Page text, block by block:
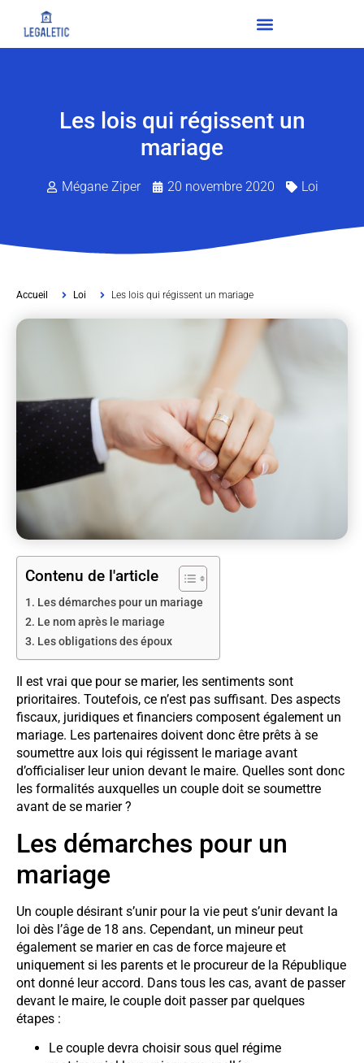
Les lois qui régissent un
mariage
Mégane Ziper 20 novembre 2020 Loi
Accueil Loi Les lois qui régissent un mariage
Contenu de l'article
Les démarches pour un mariage
Le nom après le mariage
Les obligations des époux
Il est vrai que pour se marier, les sentiments sont
prioritaires. Toutefois, ce n’est pas suffisant. Des aspects
fiscaux, juridiques et financiers composent également un
mariage. Les partenaires doivent donc être prêts à se
soumettre aux lois qui régissent le mariage avant
d’officialiser leur union devant le maire. Quelles sont donc
les formalités auxquelles un couple doit se soumettre
avant de se marier ?
Les démarches pour un
mariage
Un couple désirant s’unir pour la vie peut s’unir devant la
loi dès l’âge de 18 ans. Cependant, un mineur peut
également se marier en cas de force majeure et
uniquement si les parents et le procureur de la République
ont donné leur accord. Dans tous les cas, avant de passer
devant le maire, le couple doit passer par quelques
étapes :
Le couple devra choisir sous quel régime